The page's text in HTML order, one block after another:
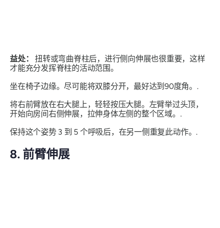
益处：
扭转或弯曲脊柱后，进行侧向伸展也很重要，这样
才能充分发挥脊柱的活动范围。
坐在椅子边缘。尽可能将双膝分开，最好达到90度角。.
将右前臂放在右大腿上，轻轻按压大腿。左臂举过头顶，
开始向房间右侧伸展，拉伸身体左侧的整个区域。.
保持这个姿势 3 到 5 个呼吸后，在另一侧重复此动作。.
8. 前臂伸展